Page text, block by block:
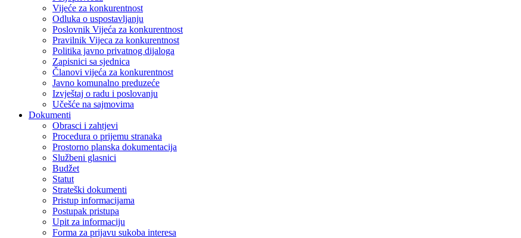
Vijeće za konkurentnost
Odluka o uspostavljanju
Poslovnik Vijeća za konkurentnost
Pravilnik Vijeca za konkurentnost
Politika javno privatnog dijaloga
Zapisnici sa sjednica
Članovi vijeća za konkurentnost
Javno komunalno preduzeće
Izvještaj o radu i poslovanju
Učešće na sajmovima
Dokumenti
Obrasci i zahtjevi
Procedura o prijemu stranaka
Prostorno planska dokumentacija
Službeni glasnici
Budžet
Statut
Strateški dokumenti
Pristup informacijama
Postupak pristupa
Upit za informaciju
Forma za prijavu sukoba interesa